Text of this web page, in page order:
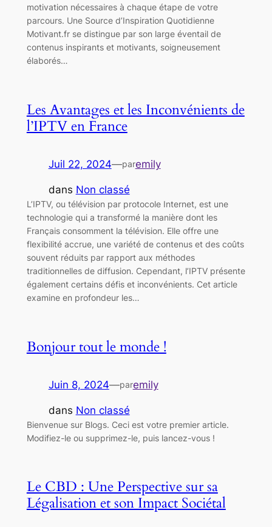
motivation nécessaires à chaque étape de votre
parcours. Une Source d’Inspiration Quotidienne
Motivant.fr se distingue par son large éventail de
contenus inspirants et motivants, soigneusement
élaborés…
Les Avantages et les Inconvénients de
l’IPTV en France
Juil 22, 2024—paremily
dans Non classé
L’IPTV, ou télévision par protocole Internet, est une
technologie qui a transformé la manière dont les
Français consomment la télévision. Elle offre une
flexibilité accrue, une variété de contenus et des coûts
souvent réduits par rapport aux méthodes
traditionnelles de diffusion. Cependant, l’IPTV présente
également certains défis et inconvénients. Cet article
examine en profondeur les…
Bonjour tout le monde !
Juin 8, 2024—paremily
dans Non classé
Bienvenue sur Blogs. Ceci est votre premier article.
Modifiez-le ou supprimez-le, puis lancez-vous !
Le CBD : Une Perspective sur sa
Légalisation et son Impact Sociétal